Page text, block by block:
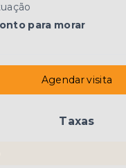
para morar
Agendar visita
Taxas